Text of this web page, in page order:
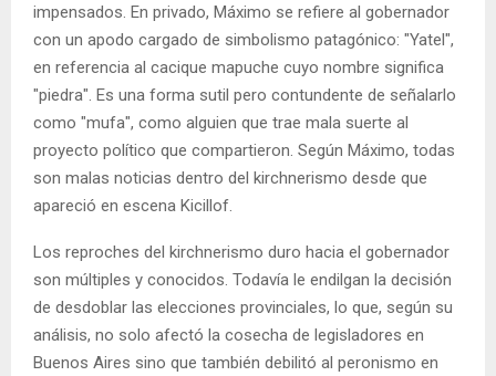
impensados. En privado, Máximo se refiere al gobernador
con un apodo cargado de simbolismo patagónico: "Yatel",
en referencia al cacique mapuche cuyo nombre significa
"piedra". Es una forma sutil pero contundente de señalarlo
como "mufa", como alguien que trae mala suerte al
proyecto político que compartieron. Según Máximo, todas
son malas noticias dentro del kirchnerismo desde que
apareció en escena Kicillof.
Los reproches del kirchnerismo duro hacia el gobernador
son múltiples y conocidos. Todavía le endilgan la decisión
de desdoblar las elecciones provinciales, lo que, según su
análisis, no solo afectó la cosecha de legisladores en
Buenos Aires sino que también debilitó al peronismo en